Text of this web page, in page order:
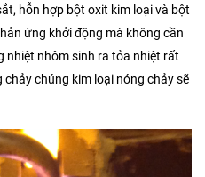
hỗn hợp bột oxit kim loại và bột
ứng khởi động mà không cần
nhiệt nhôm sinh ra tỏa nhiệt rất
chúng kim loại nóng chảy sẽ